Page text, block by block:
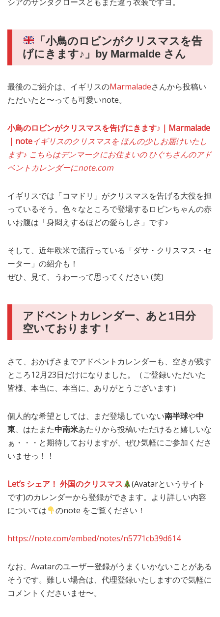
「小鳥のロビンがクリスマスを告
げにきます♪」by Marmalde さん
最後のご紹介は、イギリスのMarmaladeさんから投稿い
ただいたと〜っても可愛いnote。
小鳥のロビンがクリスマスを告げにきます♪｜Marmalade
｜noteイギリスのクリスマスを ほんの少しお届けいたし
ます♪ こちらはデンマークにお住まいの ひぐちさんのアド
ベントカレンダーにnote.com
イギリスでは「コマドリ」がクリスマスを告げる大役を担
っているそう。色々なところで登場するロビンちゃんの赤
いお腹は「身悶えするほどの愛らしさ」です♪
そして、近年欧米で流行っている「ダサ・クリスマス・セ
ーター」の紹介も！
ぜひ、見て、うわーって思ってください (笑)
アドベントカレンダー、あと1日分
空いております！
さて、おかげさまでアドベントカレンダーも、空きが残す
ところ12月23日だけになりました。（ご登録いただいた
皆様、本当に、本当に、ありがとうございます）
個人的な希望としては、まだ登場していない南半球や中
東、はたまた中南米あたりから投稿いただけると嬉しいな
ぁ・・・と期待しておりますが、ぜひ気軽にご参加くださ
いませっ！！
Let’s シェア！ 外国のクリスマス
(Avatarというサイト
です)のカレンダーから登録ができます。より詳しい内容
については
のnote をご覧ください！
https://note.com/embed/notes/n5771cb39d614
なお、Avatarのユーザー登録がうまくいかないことがある
そうです。難しい場合は、代理登録いたしますので気軽に
コメントくださいませ〜。